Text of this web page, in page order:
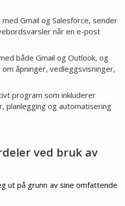
Gmail og Salesforce, sender
når en e-post
både Gmail og Outlook, og
åpninger, vedleggsvisninger,
program som inkluderer
planlegging og automatisering
ved bruk av
ut på grunn av sine omfattende